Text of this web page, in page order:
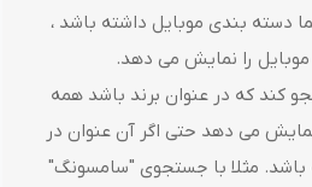
دسته بندی موبایل داشته باشد ،
را نمایش می دهد.
کند که در عنوان برند باشد همه
می دهد حتی اگر آن عنوان در
مثلا با جستجوی "سامسونگ"